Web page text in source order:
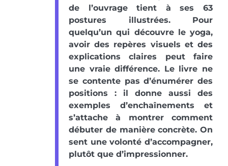
de l’ouvrage tient à ses 63
postures illustrées. Pour
quelqu’un qui découvre le yoga,
avoir des repères visuels et des
explications claires peut faire
une vraie différence. Le livre ne
se contente pas d’énumérer des
positions : il donne aussi des
exemples d’enchaînements et
s’attache à montrer comment
débuter de manière concrète. On
sent une volonté d’accompagner,
plutôt que d’impressionner.